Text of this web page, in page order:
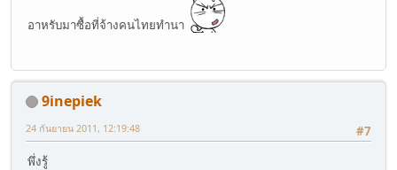
อาหรับมาซื้อที่จ้างคนไทยทำนา
9inepiek
#7
24 กันยายน 2011, 12:19:48
พึ่งรู้